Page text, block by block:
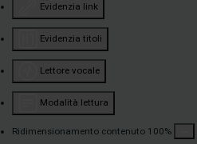
Evidenzia link
Evidenzia titoli
Lettore vocale
Modalità lettura
Ridimensionamento contenuto 100%